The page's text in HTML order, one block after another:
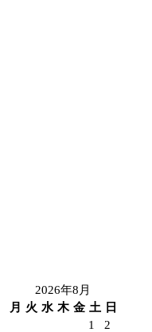
2026年8月
月
火 水 木 金 土
日
1
2